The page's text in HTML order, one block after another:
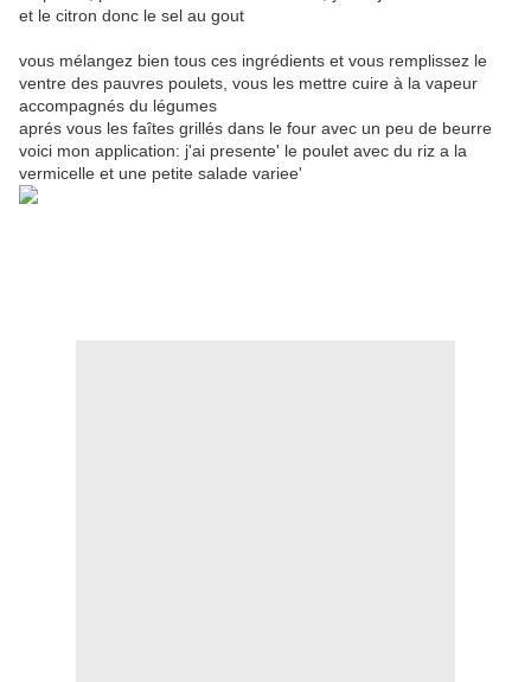
et le citron donc le sel au gout
vous mélangez bien tous ces ingrédients et vous remplissez le
ventre des pauvres poulets, vous les mettre cuire à la vapeur
accompagnés du légumes
aprés vous les faîtes grillés dans le four avec un peu de beurre
voici mon application: j'ai presente' le poulet avec du riz a la
vermicelle et une petite salade variee'